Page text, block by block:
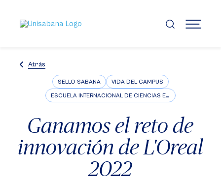
contenido
principal
MENÚ
Atrás
SELLO SABANA VIDA DEL CAMPUS
ESCUELA INTERNACIONAL DE CIENCIAS ECONÓMICAS Y ADMINISTRATIVAS
Ganamos el reto de
innovación de L'Oreal
2022